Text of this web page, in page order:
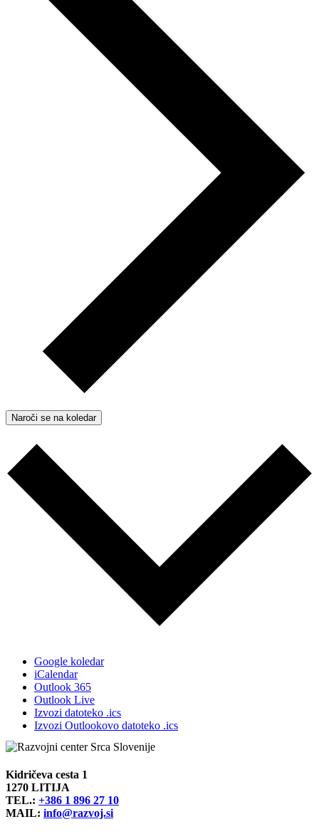
Naroči se na koledar
Google koledar
iCalendar
Outlook 365
Outlook Live
Izvozi datoteko .ics
Izvozi Outlookovo datoteko .ics
Kidričeva cesta 1
1270 LITIJA
TEL.: +386 1 896 27 10
MAIL: info@razvoj.si